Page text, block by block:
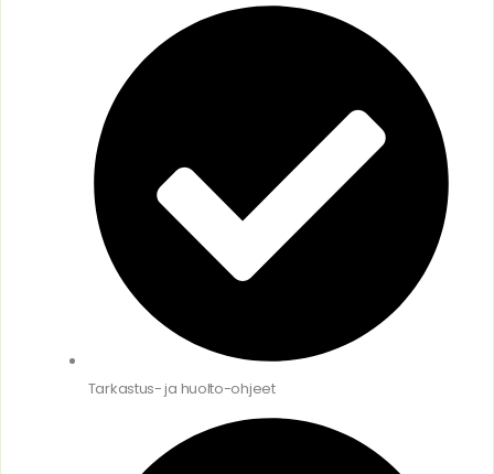
Tarkastus- ja huolto-ohjeet